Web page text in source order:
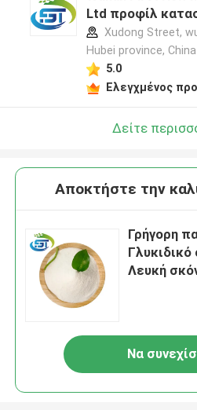
Ltd προφίλ
Xudong Street,
Hubei province, China
5.0
Ελεγχμένος
Δείτε
Αποκτήστε την
Γρήγορη
Γλυκιδικό
Λευκή σκόνη με
Να